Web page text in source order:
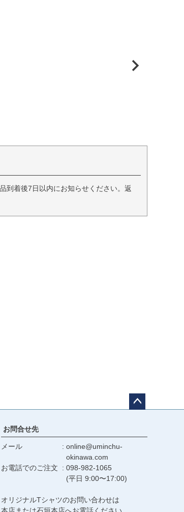
到着後7日以内にお知らせください。返
ップ
お問合せ先
メール
online@uminchu-
okinawa.com
お電話でのご注文
098-982-1065
(平日 9:00〜17:00)
オリジナルTシャツのお問い合わせは